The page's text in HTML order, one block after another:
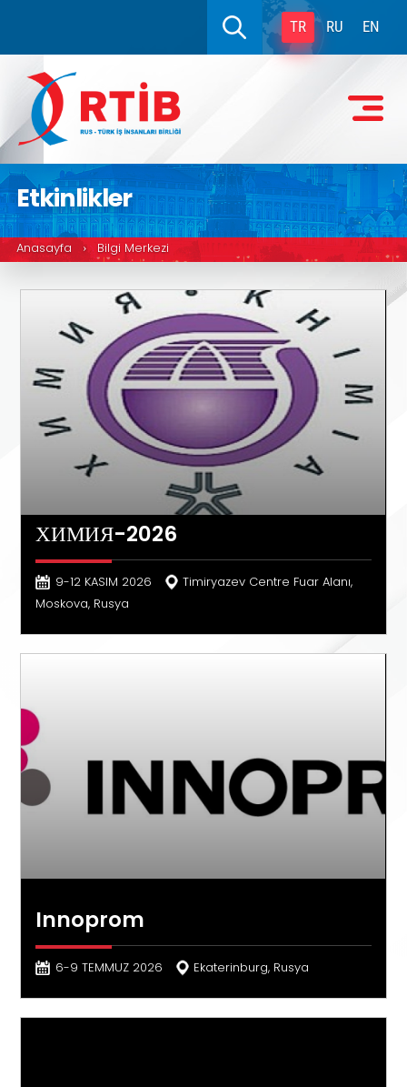
TR RU EN
Etkinlikler
Anasayfa › Bilgi Merkezi
ХИМИЯ-2026
9-12 KASIM 2026
Timiryazev Centre Fuar Alanı,
Moskova, Rusya
Innoprom
6-9 TEMMUZ 2026 Ekaterinburg, Rusya